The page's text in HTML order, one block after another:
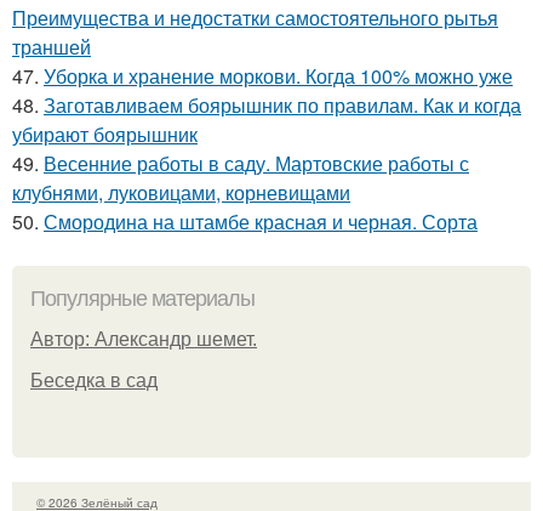
Преимущества и недостатки самостоятельного рытья
траншей
47. Уборка и хранение моркови. Когда 100% можно уже
48. Заготавливаем боярышник по правилам. Как и когда
убирают боярышник
49. Весенние работы в саду. Мартовские работы с
клубнями, луковицами, корневищами
50. Смородина на штамбе красная и черная. Сорта
Популярные материалы
Автор: Александр шемет.
Беседка в сад
© 2026 Зелёный сад